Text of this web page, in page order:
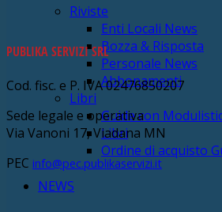
Riviste
Enti Locali News
Bozza & Risposta
Personale News
Abbonamenti
Libri
Guide con
Libri
Ordine di acquisto
NEWS
PUBLIKA SERVIZI SRL
Cod. fisc. e P. IVA 02476850207
Sede legale e operativa
Via Vanoni 17, Viadana MN
PEC info@pec.publikaservizi.it